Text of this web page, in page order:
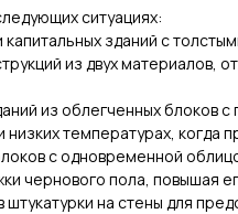
ситуациях:
зданий с
из двух материалов,
из облегченных блоков
температурах, когда
с одновременной
чернового пола, повышая
на стены для